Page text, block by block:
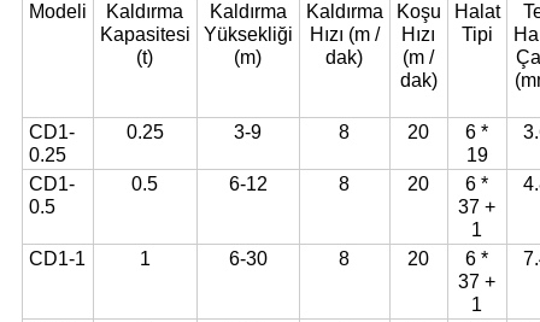
Modeli
Kaldırma
Kapasitesi
(t)
Kaldırma
Yüksekliği
(m)
Kaldırma
Hızı (m /
dak)
Koşu
Hızı
(m /
dak)
Halat
Tipi
CD1-
0.25
0.25 3-9 8 20
6 *
19
CD1-
0.5
0.5 6-12 8 20
6 *
37 +
1
CD1-1 1 6-30 8 20
6 *
37 +
1